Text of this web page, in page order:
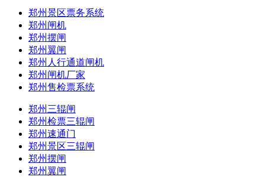
郑州景区票务系统
郑州闸机
郑州摆闸
郑州翼闸
郑州人行通道闸机
郑州闸机厂家
郑州售检票系统
郑州三辊闸
郑州检票三辊闸
郑州速通门
郑州景区三辊闸
郑州摆闸
郑州翼闸